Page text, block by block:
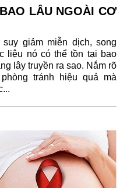
LÂU NGOÀI CƠ
giảm miễn dịch, song
liệu nó có thể tồn tại bao
lây truyền ra sao. Nắm rõ
tránh hiệu quả mà